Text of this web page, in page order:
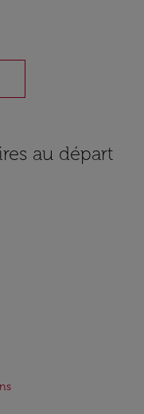
au départ